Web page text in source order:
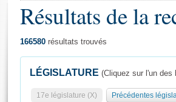
Général
Résultats de la
166580 résultats trouvés
LÉGISLATURE (Cliquez sur l'un des
17e législature (X) Précédentes